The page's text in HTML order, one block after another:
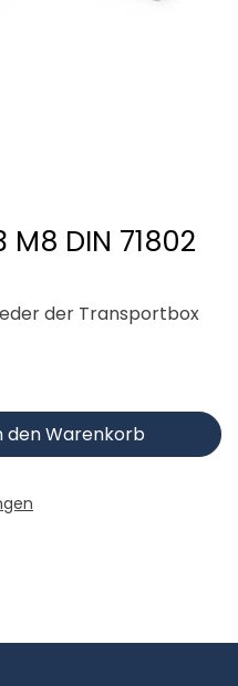
M8 DIN 71802
der Transportbox
den Warenkorb